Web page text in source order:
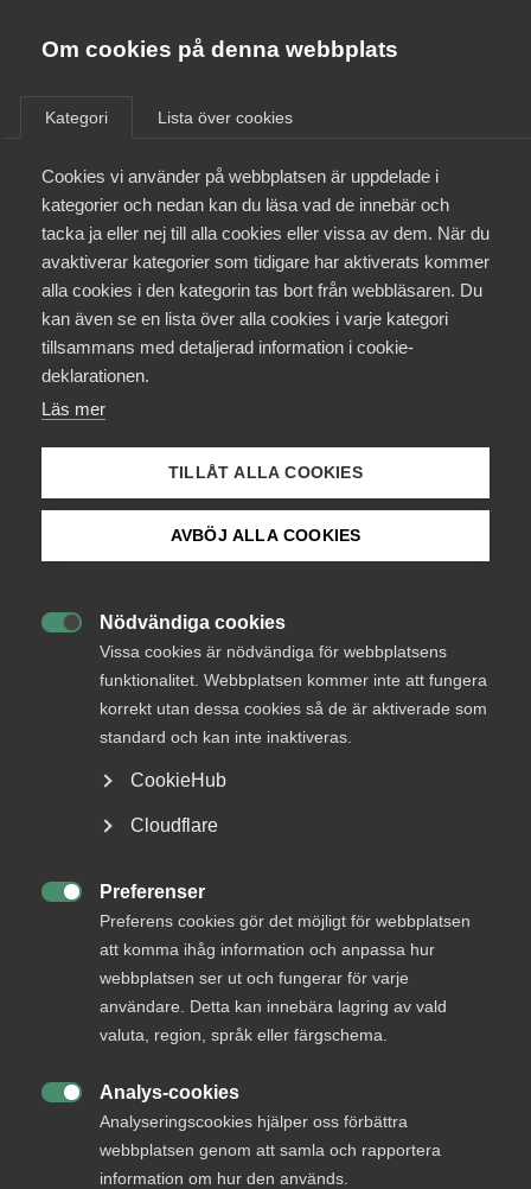
Om cookies på denna webbplats
Kategori Lista över cookies
Cookies vi använder på webbplatsen är uppdelade i
kategorier och nedan kan du läsa vad de innebär och
tacka ja eller nej till alla cookies eller vissa av dem. När du
avaktiverar kategorier som tidigare har aktiverats kommer
alla cookies i den kategorin tas bort från webbläsaren. Du
kan även se en lista över alla cookies i varje kategori
tillsammans med detaljerad information i cookie-
deklarationen.
Läs mer
TILLÅT ALLA COOKIES
AVBÖJ ALLA COOKIES
Nödvändiga cookies
Vissa cookies är nödvändiga för webbplatsens
funktionalitet. Webbplatsen kommer inte att fungera
korrekt utan dessa cookies så de är aktiverade som
standard och kan inte inaktiveras.
CookieHub
Cloudflare
Preferenser
Preferens cookies gör det möjligt för webbplatsen
att komma ihåg information och anpassa hur
webbplatsen ser ut och fungerar för varje
användare. Detta kan innebära lagring av vald
valuta, region, språk eller färgschema.
Analys-cookies
Analyseringscookies hjälper oss förbättra
webbplatsen genom att samla och rapportera
information om hur den används.
Almega Utbildning
Innovations­företagen
Kompetens­företagen
Medie­företagen
Säkerhets­företagen
Tåg­företagen
Om Almega
Aktuellt
Medlemskapet
Mina sidor
Kurser & utbildningar
Logga in på Arbetsgivarguiden
Sök på almega.se
Cookie-inställningar
Rasmus Sunesson
Marknadskommunikatör
Sakområde
Kommunikation och/eller marknad
Kontakt
+46 8 762 68 99
+46 72 207 97 79
rasmus.sunesson@almega.se
Stockholm